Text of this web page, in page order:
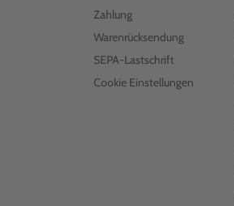
Zahlung
Warenrücksendung
SEPA-Lastschrift
Cookie Einstellungen